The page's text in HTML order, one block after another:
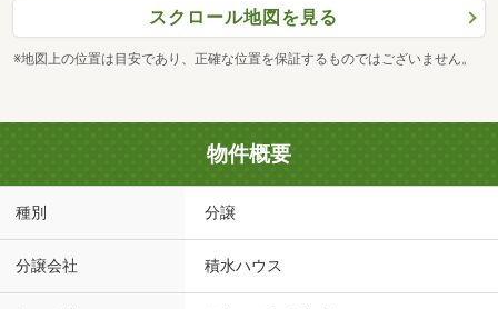
スクロール地図を見る
※地図上の位置は目安であり、正確な位置を保証するものではございません。
物件概要
種別 分譲
分譲会社 積水ハウス